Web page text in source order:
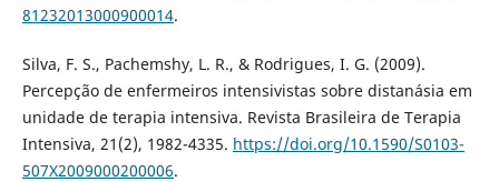
81232013000900014.
Silva, F. S., Pachemshy, L. R., & Rodrigues, I. G. (2009).
Percepção de enfermeiros intensivistas sobre distanásia em
unidade de terapia intensiva. Revista Brasileira de Terapia
Intensiva, 21(2), 1982-4335. https://doi.org/10.1590/S0103-
507X2009000200006.